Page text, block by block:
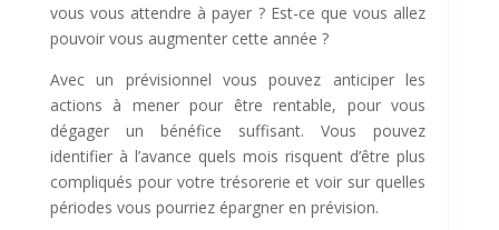
vous vous attendre à payer ? Est-ce que vous allez
pouvoir vous augmenter cette année ?
Avec un prévisionnel vous pouvez anticiper les
actions à mener pour être rentable, pour vous
dégager un bénéfice suffisant. Vous pouvez
identifier à l’avance quels mois risquent d’être plus
compliqués pour votre trésorerie et voir sur quelles
périodes vous pourriez épargner en prévision.